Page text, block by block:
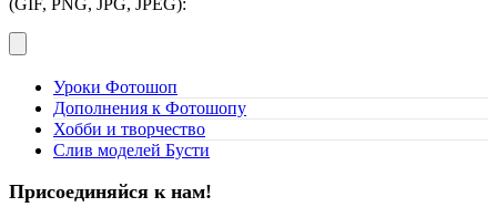
Уроки Фотошоп
Дополнения к Фотошопу
Хобби и творчество
Слив моделей Бусти
Присоединяйся к нам!